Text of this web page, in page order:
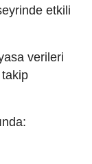
etkili
verileri
takip